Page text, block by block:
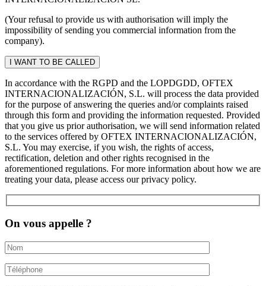
(Your refusal to provide us with authorisation will imply the
impossibility of sending you commercial information from the
company).
In accordance with the RGPD and the LOPDGDD, OFTEX
INTERNACIONALIZACIÓN, S.L. will process the data provided
for the purpose of answering the queries and/or complaints raised
through this form and providing the information requested. Provided
that you give us prior authorisation, we will send information related
to the services offered by OFTEX INTERNACIONALIZACIÓN,
S.L. You may exercise, if you wish, the rights of access,
rectification, deletion and other rights recognised in the
aforementioned regulations. For more information about how we are
treating your data, please access our privacy policy.
On vous appelle ?